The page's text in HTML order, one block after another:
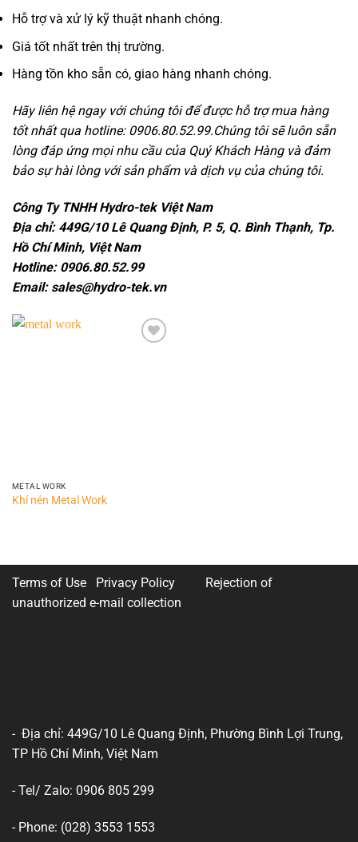
Hỗ trợ và xử lý kỹ thuật nhanh chóng.
Giá tốt nhất trên thị trường.
Hàng tồn kho sẵn có, giao hàng nhanh chóng.
Hãy liên hệ ngay với chúng tôi để được hỗ trợ mua hàng
tốt nhất qua hotline: 0906.80.52.99.Chúng tôi sẽ luôn sẵn
lòng đáp ứng mọi nhu cầu của Quý Khách Hàng và đảm
bảo sự hài lòng với sản phẩm và dịch vụ của chúng tôi.
Công Ty TNHH Hydro-tek Việt Nam
Địa chỉ: 449G/10 Lê Quang Định, P. 5, Q. Bình Thạnh, Tp.
Hồ Chí Minh, Việt Nam
Hotline: 0906.80.52.99
Email: sales@hydro-tek.vn
METAL WORK
Khí nén Metal Work
Terms of Use Privacy Policy
Rejection of
unauthorized e-mail collection
- Địa chỉ: 449G/10 Lê Quang Định, Phường Bình Lợi Trung,
TP Hồ Chí Minh, Việt Nam
- Tel/ Zalo: 0906 805 299
- Phone: (028) 3553 1553